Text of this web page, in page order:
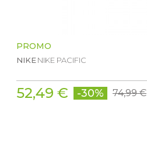
PROMO
NIKENIKE PACIFIC
52,49 € -30% 74,99 €